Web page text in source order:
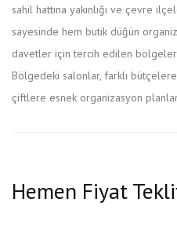
sahil hattına yakınlığı ve çevre
sayesinde hem butik düğün
davetler için tercih edilen bölgeler
Bölgedeki salonlar, farklı
çiftlere esnek organizasyon
Hemen Fiyat